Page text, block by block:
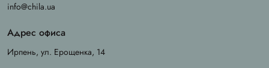
info@chila.ua
Адрес офиса
Ирпень, ул. Ерощенка, 14